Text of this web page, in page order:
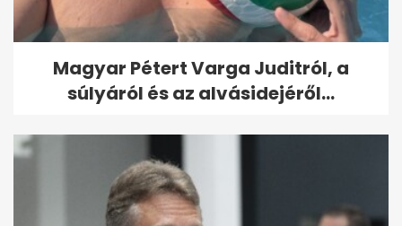
Magyar Pétert Varga Juditról, a
súlyáról és az alvásidejéről...